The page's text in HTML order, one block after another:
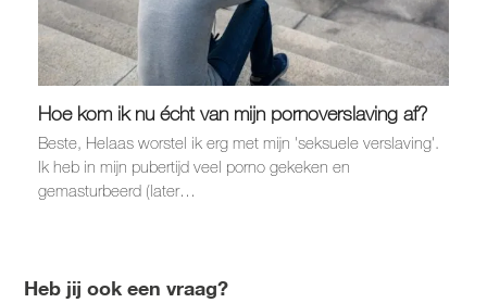
Hoe kom ik nu écht van mijn pornoverslaving af?
Beste, Helaas worstel ik erg met mijn 'seksuele verslaving'.
Ik heb in mijn pubertijd veel porno gekeken en
gemasturbeerd (later…
Heb jij ook een vraag?